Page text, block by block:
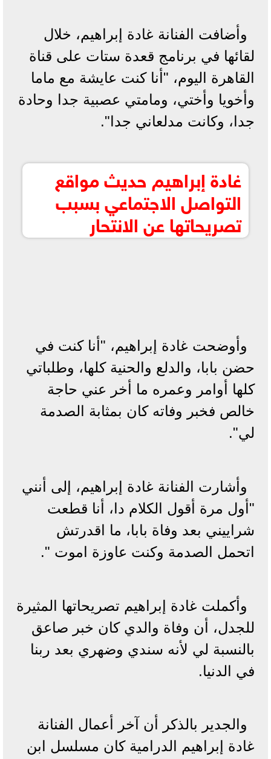
وأضافت الفنانة غادة إبراهيم، خلال
لقائها في برنامج قعدة ستات على قناة
القاهرة اليوم، "أنا كنت عايشة مع ماما
وأخويا وأختي، ومامتي عصبية جدا وحادة
جدا، وكانت مدلعاني جدا".
غادة إبراهيم حديث مواقع
التواصل الاجتماعي بسبب
تصريحاتها عن الانتحار
وأوضحت غادة إبراهيم، "أنا كنت في
حضن بابا، والدلع والحنية كلها، وطلباتي
كلها أوامر وعمره ما أخر عني حاجة
خالص فخبر وفاته كان بمثابة الصدمة
لي".
وأشارت الفنانة غادة إبراهيم، إلى أنني
"أول مرة أقول الكلام دا، أنا قطعت
شراييني بعد وفاة بابا، ما اقدرتش
اتحمل الصدمة وكنت عاوزة اموت ".
وأكملت غادة إبراهيم تصريحاتها المثيرة
للجدل، أن وفاة والدي كان خبر صاعق
بالنسبة لي لأنه سندي وضهري بعد ربنا
في الدنيا.
والجدير بالذكر أن آخر أعمال الفنانة
غادة إبراهيم الدرامية كان مسلسل ابن